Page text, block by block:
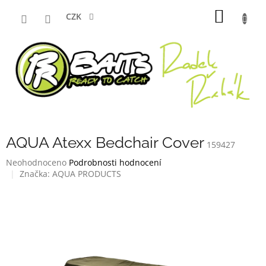
CZK
AQUA Atexx Bedchair Cover 159427
Průměrné
hodnocení
Neohodnoceno Podrobnosti hodnocení
Značka: AQUA PRODUCTS